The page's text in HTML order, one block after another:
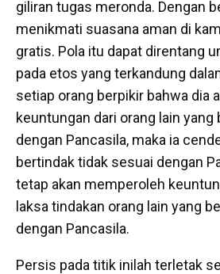
giliran tugas meronda. Dengan
menikmati suasana aman di
gratis. Pola itu dapat direntang
pada etos yang terkandung
setiap orang berpikir bahwa dia
keuntungan dari orang lain
dengan Pancasila, maka ia
bertindak tidak sesuai dengan
tetap akan memperoleh
laksa tindakan orang lain yang
dengan Pancasila.
Persis pada titik inilah terletak